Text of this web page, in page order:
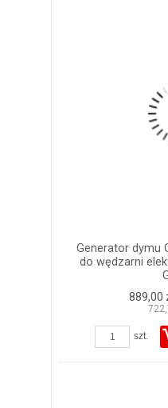
Generator dymu
do wędzarni
889,00
szt.